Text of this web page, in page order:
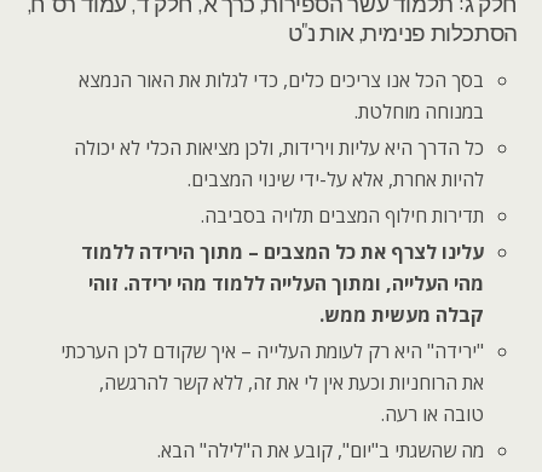
הסתכלות פנימית, אות נ"ט
בסך הכל אנו צריכים כלים, כדי לגלות את האור הנמצא
במנוחה מוחלטת.
כל הדרך היא עליות וירידות, ולכן מציאות הכלי לא יכולה
להיות אחרת, אלא על-ידי שינוי המצבים.
תדירות חילוף המצבים תלויה בסביבה.
עלינו לצרף את כל המצבים – מתוך הירידה ללמוד
מהי העלייה, ומתוך העלייה ללמוד מהי ירידה. זוהי
קבלה מעשית ממש.
"ירידה" היא רק לעומת העלייה – איך שקודם לכן הערכתי
את הרוחניות וכעת אין לי את זה, ללא קשר להרגשה,
טובה או רעה.
מה שהשגתי ב"יום", קובע את ה"לילה" הבא.